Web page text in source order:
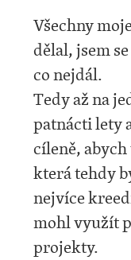
Všechny
dělal, jsem
co nejdál.
Tedy až na
patnácti lety
cíleně,
která tehdy
nejvíce
mohl využít
projekty.